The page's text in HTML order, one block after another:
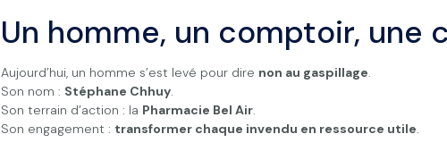
Un homme, un comptoir, une
Aujourd’hui, un homme s’est levé pour dire non au gaspillage.
Son nom : Stéphane Chhuy.
Son terrain d’action : la Pharmacie Bel Air.
Son engagement : transformer chaque invendu en ressource utile.